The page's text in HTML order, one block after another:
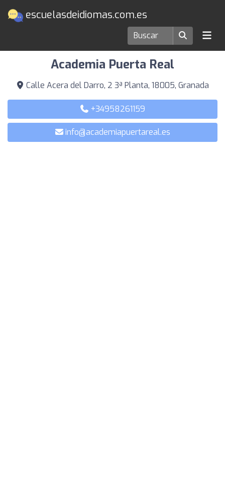
escuelasdeidiomas.com.es
Escuelas de idiomas en Granada
Academia Puerta Real
Calle Acera del Darro, 2 3ª Planta, 18005, Granada
+34958261159
info@academiapuertareal.es